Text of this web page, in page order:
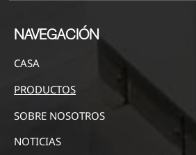
NAVEGACIÓN
CASA
PRODUCTOS
SOBRE NOSOTROS
NOTICIAS